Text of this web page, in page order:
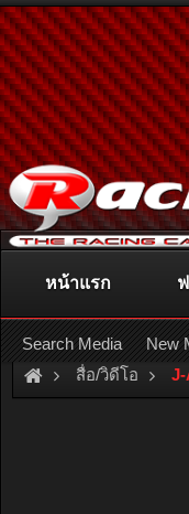
ติดต่อลงโฆษณา
หรืออ่าน
สื่อ/วิดีโอ
หน้าแรก
Search Media New